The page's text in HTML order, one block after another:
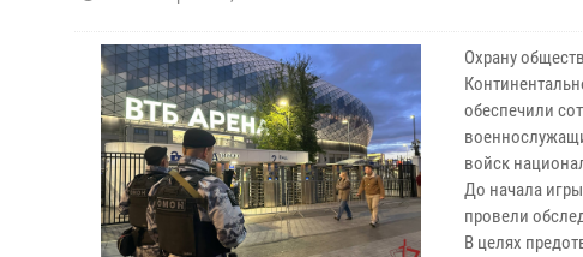
Охрану
обеспечили
войск
До начала
провели
В целях